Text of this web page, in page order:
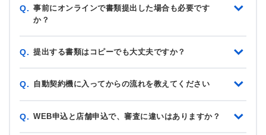
Q. 事前にオンラインで書類提出した場合も必要です
か？
Q. 提出する書類はコピーでも大丈夫ですか？
Q. 自動契約機に入ってからの流れを教えてください
Q. WEB申込と店舗申込で、審査に違いはありますか？